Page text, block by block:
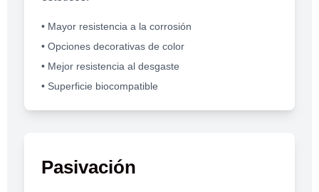
• Mayor resistencia a la corrosión
• Opciones decorativas de color
• Mejor resistencia al desgaste
• Superficie biocompatible
Pasivación